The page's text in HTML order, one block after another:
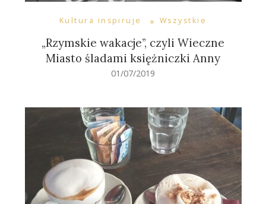
Kultura inspiruje Wszystkie
„Rzymskie wakacje”, czyli Wieczne
Miasto śladami księżniczki Anny
01/07/2019